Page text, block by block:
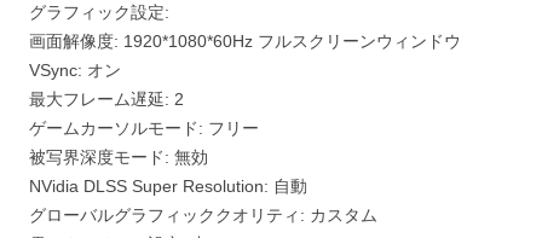
グラフィック設定:
画面解像度: 1920*1080*60Hz フルスクリーンウィンドウ
VSync: オン
最大フレーム遅延: 2
ゲームカーソルモード: フリー
被写界深度モード: 無効
NVidia DLSS Super Resolution: 自動
グローバルグラフィッククオリティ: カスタム